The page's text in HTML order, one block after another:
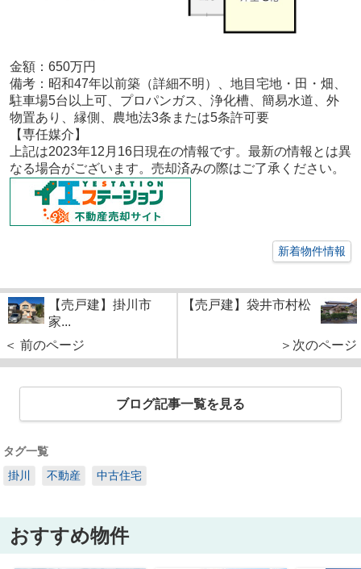
金額：650万円
備考： 昭和47年以前築（詳細不明）、地目宅地・田・畑、
駐車場5台以上可、プロパンガス、浄化槽、簡易水道、外
物置あり、縁側、農地法3条または5条許可要
【専任媒介 】
上記は2023年12月16日現在の情報です。最新の情報とは異
なる場合がございます。売却済みの際はご了承ください。
新着物件情報
【売戸建】掛川市
家...
＜ 前のページ
【売戸建】袋井市村松
＞次のページ
ブログ記事一覧を見る
タグ一覧
掛川
不動産 中古住宅
おすすめ物件